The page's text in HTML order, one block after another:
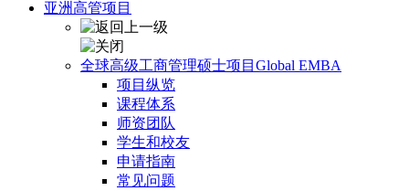
亚洲高管项目
全球高级工商管理硕士项目Global EMBA
项目纵览
课程体系
师资团队
学生和校友
申请指南
常见问题